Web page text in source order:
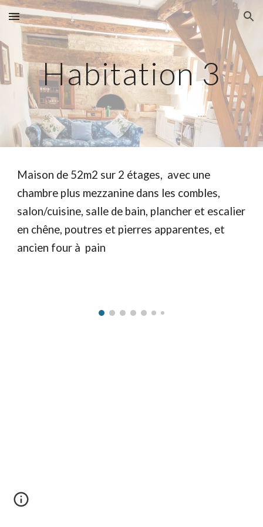
Skip to main content Skip to navigation
Habitation 3
Maison de 52m2 sur 2 étages, avec une
chambre plus mezzanine dans les combles,
salon/cuisine, salle de bain, plancher et escalier
en chêne, poutres et pierres apparentes, et
ancien four à pain